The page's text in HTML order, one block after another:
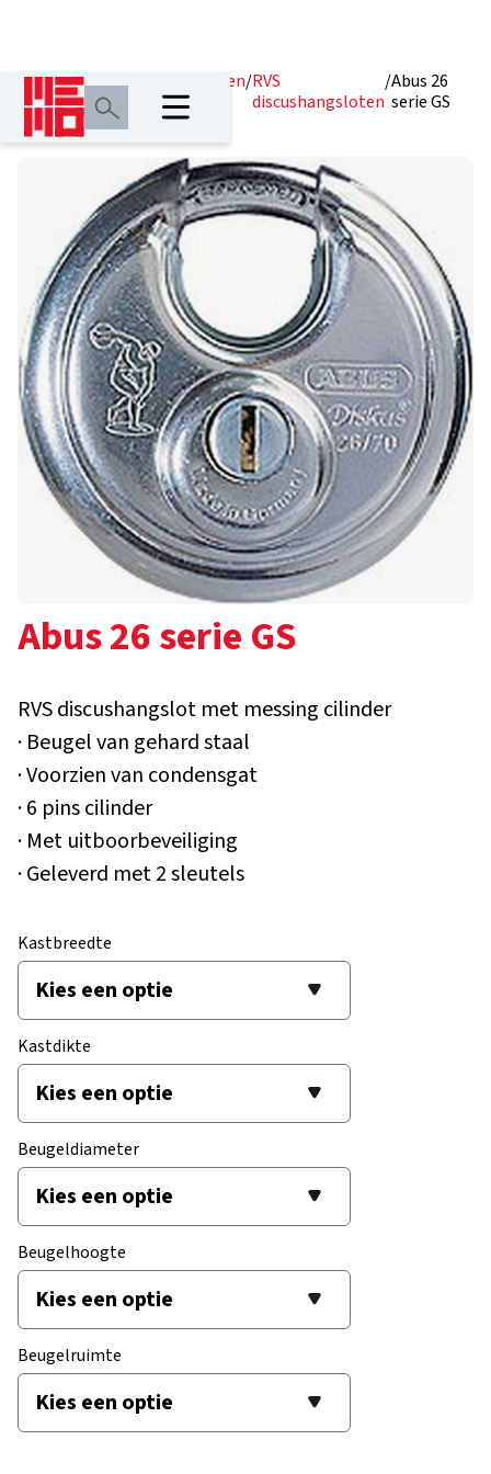
Home/Producten Hangsloten/RVS
discushangsloten
/Abus 26
serie GS
Abus 26 serie GS
RVS discushangslot met messing cilinder
· Beugel van gehard staal
· Voorzien van condensgat
· 6 pins cilinder
· Met uitboorbeveiliging
· Geleverd met 2 sleutels
Kastbreedte
Kastdikte
Beugeldiameter
Beugelhoogte
Beugelruimte